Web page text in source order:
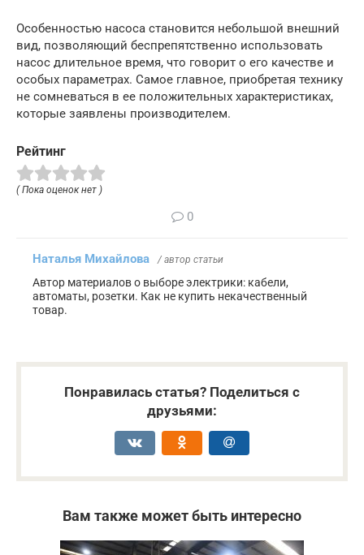
Особенностью насоса становится небольшой внешний
вид, позволяющий беспрепятственно использовать
насос длительное время, что говорит о его качестве и
особых параметрах. Самое главное, приобретая технику
не сомневаться в ее положительных характеристиках,
которые заявлены производителем.
Рейтинг
( Пока оценок нет )
0
Наталья Михайлова / автор статьи
Автор материалов о выборе электрики: кабели,
автоматы, розетки. Как не купить некачественный
товар.
Понравилась статья? Поделиться с
друзьями:
Вам также может быть интересно